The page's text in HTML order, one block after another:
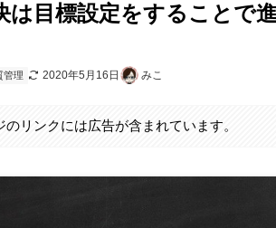
は目標設定をすることで
管理 2020年5月16日 みこ
のリンクには広告が含まれています。